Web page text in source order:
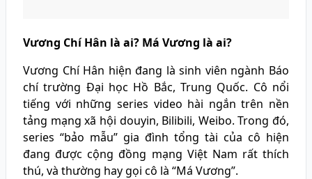
Vương Chí Hân là ai? Má Vương là ai?
Vương Chí Hân hiện đang là sinh viên ngành Báo
chí trường Đại học Hồ Bắc, Trung Quốc. Cô nổi
tiếng với những series video hài ngắn trên nền
tảng mạng xã hội douyin, Bilibili, Weibo. Trong đó,
series “bảo mẫu” gia đình tổng tài của cô hiện
đang được cộng đồng mạng Việt Nam rất thích
thú, và thường hay gọi cô là “Má Vương”.